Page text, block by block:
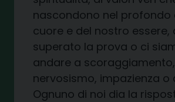
nascondono nel profondo
cuore e del nostro essere,
superato la prova o ci
andare a scoraggiamento,
nervosismo, impazienza o
Ognuno di noi dia la